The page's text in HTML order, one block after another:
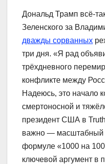
Дональд Трамп всё-
Зеленского за
дважды сорванных
три дня. «Я рад
трёхдневного
конфликте между
Надеюсь, это начало
смертоносной и
президент США в
важно — масштабный
формуле «1000 на
ключевой аргумент в